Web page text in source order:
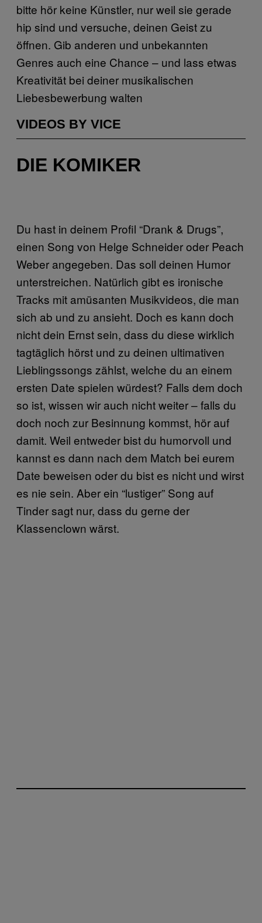
bitte hör keine Künstler, nur weil sie gerade
hip sind und versuche, deinen Geist zu
öffnen. Gib anderen und unbekannten
Genres auch eine Chance – und lass etwas
Kreativität bei deiner musikalischen
Liebesbewerbung walten
VIDEOS BY VICE
DIE KOMIKER
Du hast in deinem Profil “Drank & Drugs”,
einen Song von Helge Schneider oder Peach
Weber angegeben. Das soll deinen Humor
unterstreichen. Natürlich gibt es ironische
Tracks mit amüsanten Musikvideos, die man
sich ab und zu ansieht. Doch es kann doch
nicht dein Ernst sein, dass du diese wirklich
tagtäglich hörst und zu deinen ultimativen
Lieblingssongs zählst, welche du an einem
ersten Date spielen würdest? Falls dem doch
so ist, wissen wir auch nicht weiter – falls du
doch noch zur Besinnung kommst, hör auf
damit. Weil entweder bist du humorvoll und
kannst es dann nach dem Match bei eurem
Date beweisen oder du bist es nicht und wirst
es nie sein. Aber ein “lustiger” Song auf
Tinder sagt nur, dass du gerne der
Klassenclown wärst.